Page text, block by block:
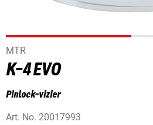
MTR
K-4 EVO
Pinlock-vizier
Art. No. 20017993